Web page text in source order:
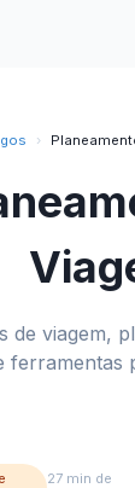
›
de viagem,
ferramentas
27 min de